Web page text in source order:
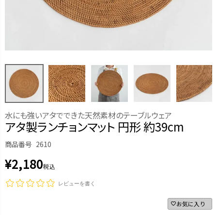
水にも強いアタでできた天然素材のテーブルウェア
アタ製ランチョンマット 円形 約39cm
商品番号 2610
¥2,180税込
レビューを書く
お気に入り